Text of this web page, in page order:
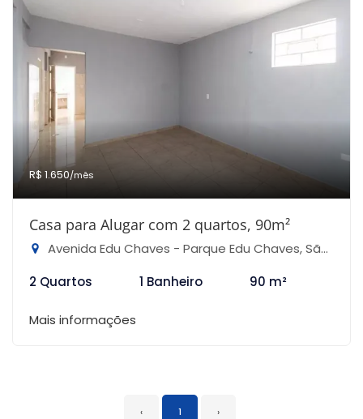
R$ 1.650/mês
Casa para Alugar com 2 quartos, 90m²
Avenida Edu Chaves - Parque Edu Chaves, São Paulo-SP
2 Quartos
1 Banheiro 90 m²
Mais informações
‹ 1 ›